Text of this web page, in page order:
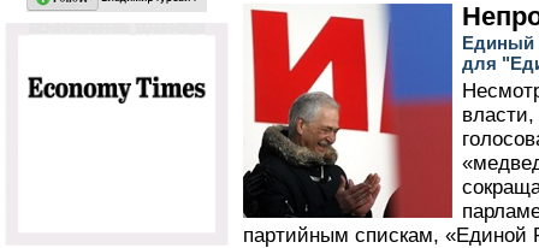
Единый
для
партийным спискам, «Единой